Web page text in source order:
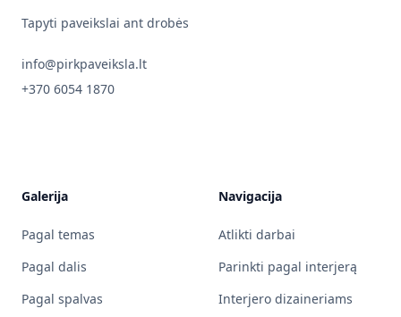
Tapyti paveikslai ant drobės
info@pirkpaveiksla.lt
+370 6054 1870
Galerija
Pagal temas
Pagal dalis
Pagal spalvas
Navigacija
Atlikti darbai
Parinkti pagal interjerą
Interjero dizaineriams